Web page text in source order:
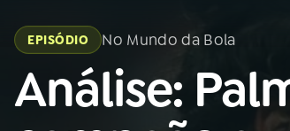
Buscar
na
Rádio
AO VIVO
na
Rádio
EPISÓDIO No Mundo da Bola
Análise: